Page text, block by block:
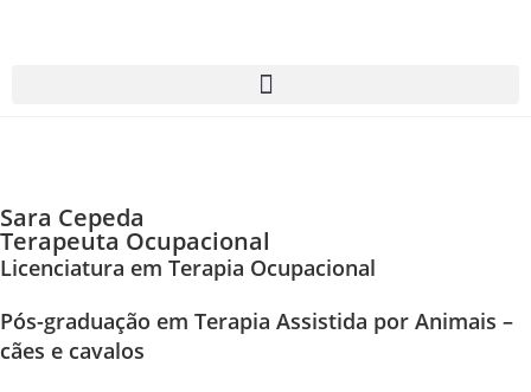
Sara Cepeda
Terapeuta Ocupacional
Licenciatura em Terapia Ocupacional
Pós-graduação em Terapia Assistida por Animais –
cães e cavalos